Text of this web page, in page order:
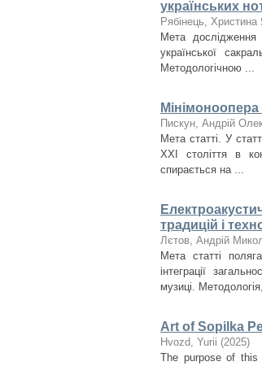
українських
Рябінець, Христина
Мета дослідження
української
Методологічною ...
Мінімоноопера
Пискун, Андрій
Мета статті. У
ХХІ століття в
спирається на ...
традицій і
Лєтов, Андрій
Мета статті
інтеграції
музиці.
Art of Sopilka
Нvozd, Yurii (2025)
The purpose of